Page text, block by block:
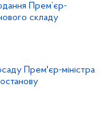
Прем’єр-
складу
Прем'єр-міністра